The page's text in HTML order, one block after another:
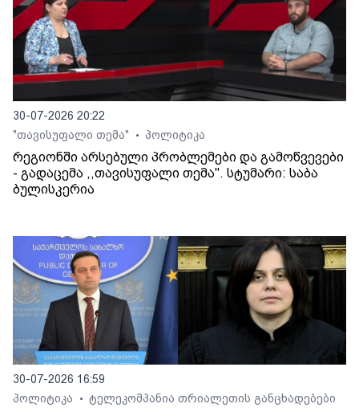
30-07-2026 20:22
"თავისუფალი თემა"
• პოლიტიკა
რეგიონში არსებული პრობლემები და გამოწვევები
- გადაცემა ,,თავისუფალი თემა". სტუმარი: საბა
ბულისკერია
30-07-2026 16:59
პოლიტიკა
• ტელეკომპანია თრიალეთის განცხადებები